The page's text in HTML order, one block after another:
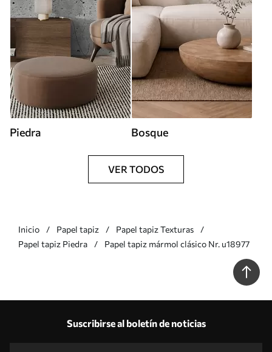
Piedra Bosque
VER TODOS
Inicio Papel tapiz
Papel tapiz Texturas
Papel tapiz Piedra
Papel tapiz mármol clásico Nr. u18977
Suscribirse al boletín de noticias